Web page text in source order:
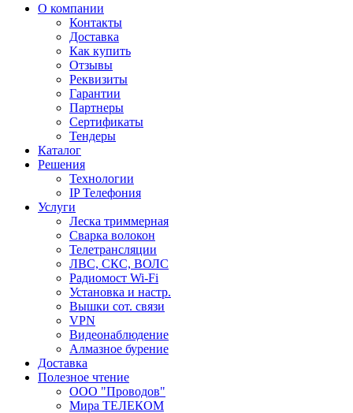
О компании
Контакты
Доставка
Как купить
Отзывы
Реквизиты
Гарантии
Партнеры
Сертификаты
Тендеры
Каталог
Решения
Технологии
IP Телефония
Услуги
Леска триммерная
Сварка волокон
Телетрансляции
ЛВС, СКС, ВОЛС
Радиомост Wi-Fi
Установка и настр.
Вышки сот. связи
VPN
Видеонаблюдение
Алмазное бурение
Доставка
Полезное чтение
ООО "Проводов"
Мира ТЕЛЕКОМ